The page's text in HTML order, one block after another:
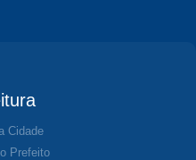
Cidade
Prefeito